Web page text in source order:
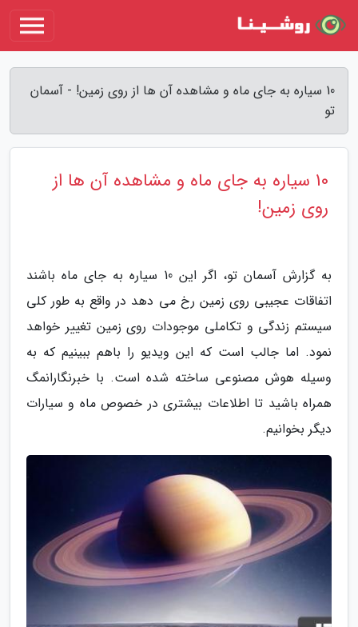
10 سیاره به جای ماه و مشاهده آن ها از روی زمین! - آسمان
تو
10 سیاره به جای ماه و مشاهده آن ها از
روی زمین!
به گزارش آسمان تو، اگر این 10 سیاره به جای ماه باشند
اتفاقات عجیبی روی زمین رخ می دهد در واقع به طور کلی
سیستم زندگی و تکاملی موجودات روی زمین تغییر خواهد
نمود. اما جالب است که این ویدیو را باهم ببینیم که به
وسیله هوش مصنوعی ساخته شده است. با خبرنگارانمگ
همراه باشید تا اطلاعات بیشتری در خصوص ماه و سیارات
دیگر بخوانیم.